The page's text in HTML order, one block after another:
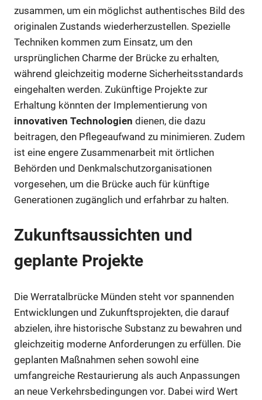
zusammen, um ein möglichst authentisches Bild des
originalen Zustands wiederherzustellen. Spezielle
Techniken kommen zum Einsatz, um den
ursprünglichen Charme der Brücke zu erhalten,
während gleichzeitig moderne Sicherheitsstandards
eingehalten werden. Zukünftige Projekte zur
Erhaltung könnten der Implementierung von
innovativen Technologien dienen, die dazu
beitragen, den Pflegeaufwand zu minimieren. Zudem
ist eine engere Zusammenarbeit mit örtlichen
Behörden und Denkmalschutzorganisationen
vorgesehen, um die Brücke auch für künftige
Generationen zugänglich und erfahrbar zu halten.
Zukunftsaussichten und
geplante Projekte
Die Werratalbrücke Münden steht vor spannenden
Entwicklungen und Zukunftsprojekten, die darauf
abzielen, ihre historische Substanz zu bewahren und
gleichzeitig moderne Anforderungen zu erfüllen. Die
geplanten Maßnahmen sehen sowohl eine
umfangreiche Restaurierung als auch Anpassungen
an neue Verkehrsbedingungen vor. Dabei wird Wert